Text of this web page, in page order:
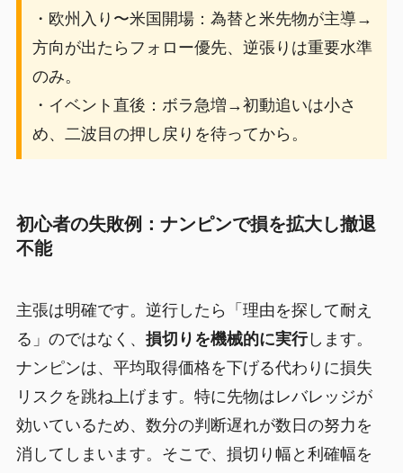
・欧州入り〜米国開場：為替と米先物が主導→
方向が出たらフォロー優先、逆張りは重要水準
のみ。
・イベント直後：ボラ急増→初動追いは小さ
め、二波目の押し戻りを待ってから。
初心者の失敗例：ナンピンで損を拡大し撤退
不能
主張は明確です。逆行したら「理由を探して耐え
る」のではなく、 損切りを機械的に実行します。
ナンピンは、平均取得価格を下げる代わりに損失
リスクを跳ね上げます。特に先物はレバレッジが
効いているため、数分の判断遅れが数日の努力を
消してしまいます。そこで、損切り幅と利確幅を